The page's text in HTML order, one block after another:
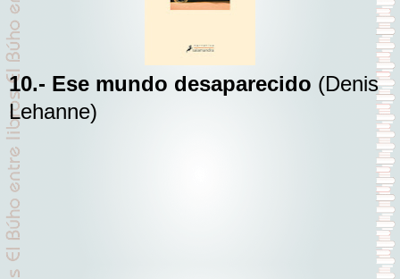
10.- Ese mundo desaparecido (Denis
Lehanne)